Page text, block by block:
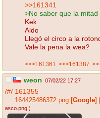
>>161341
>No saber que la
Kek
Aldo
Llegó el circo a la
Vale la pena la wea?
>>>161361 >>>161387
weon 07/02/22 17:27
/#/ 161355
164425486372.png Google
asco.png )